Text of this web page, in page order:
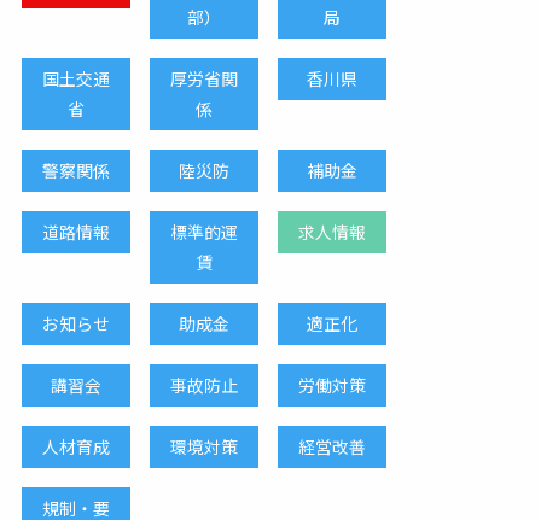
部）
局
国土交通
省
厚労省関
係
香川県
警察関係 陸災防 補助金
道路情報
標準的運
賃
求人情報
お知らせ 助成金 適正化
講習会 事故防止 労働対策
人材育成 環境対策 経営改善
規制・要